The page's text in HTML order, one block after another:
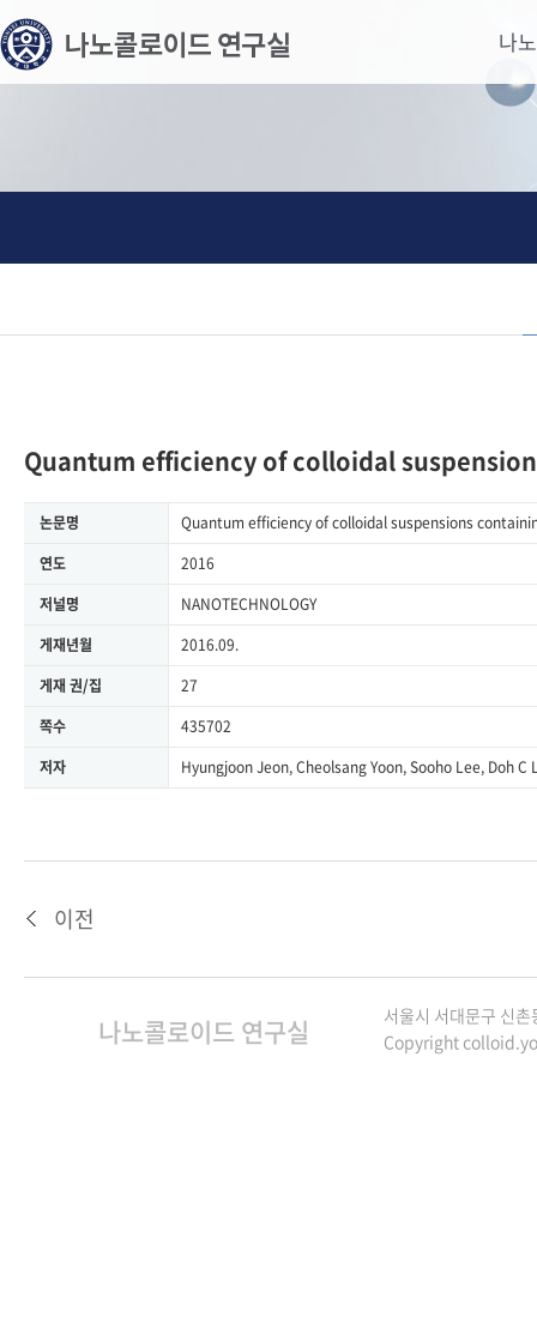
메
뉴
바
로
본
문
으
로
나
Quantum efficiency of colloidal
논문명
Quantum efficiency of colloidal suspensions
연도
2016
저널명
NANOTECHNOLOGY
게재년월
2016.09.
게재 권/집
27
쪽수
435702
저자
Hyungjoon Jeon, Cheolsang Yoon, Sooho Lee, Doh
이전
나노콜로이드 연구실
서울시 서대문구 신
Copyright